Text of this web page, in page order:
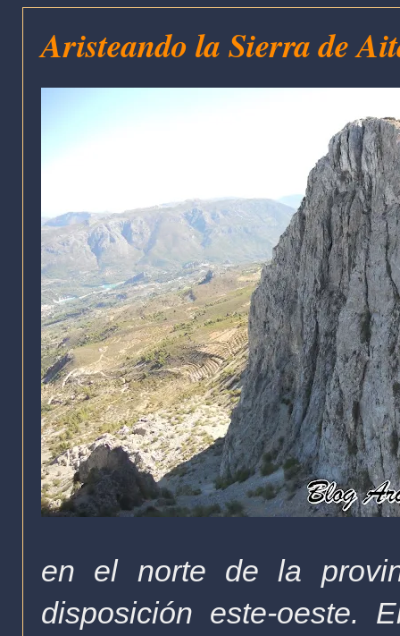
Aristeando la Sierra de
en el norte de la
disposición este-oeste.